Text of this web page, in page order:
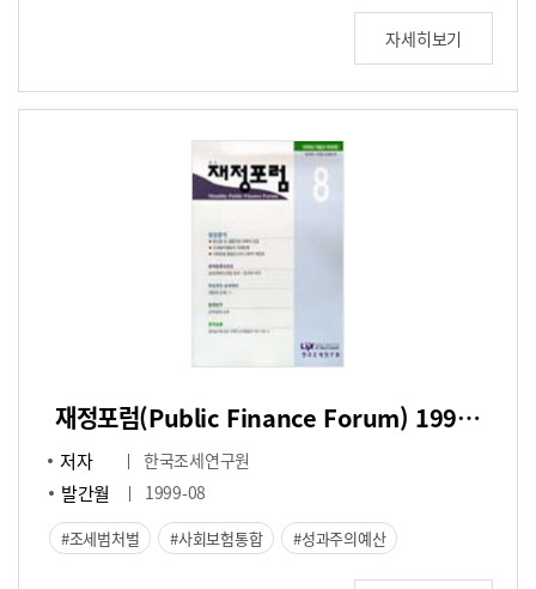
자세히보기
재정포럼(Public Finance Forum) 1999년 8월호(통권 제38호)
저자 한국조세연구원
발간월 1999-08
조세범처벌 사회보험통합 성과주의예산